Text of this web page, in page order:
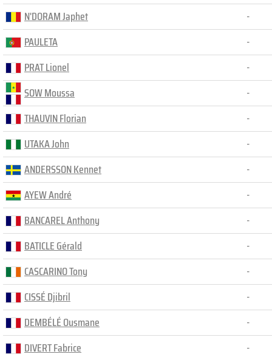
N'DORAM Japhet
-
PAULETA
-
PRAT Lionel
-
SOW Moussa
-
THAUVIN Florian
-
UTAKA John
-
ANDERSSON Kennet
-
AYEW André
-
BANCAREL Anthony
-
BATICLE Gérald
-
CASCARINO Tony
-
CISSÉ Djibril
-
DEMBÉLÉ Ousmane
-
DIVERT Fabrice
-